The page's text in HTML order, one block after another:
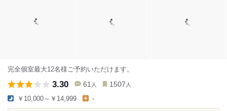
完全個室最大12名様ご予約いただけます。
3.30 61 人 1507 人
￥10,000～￥14,999 -